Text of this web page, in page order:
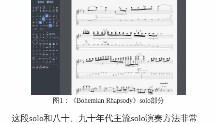
图1：《Bohemian Rhapsody》solo部分
这段solo和八十、九十年代主流solo演奏方法非常